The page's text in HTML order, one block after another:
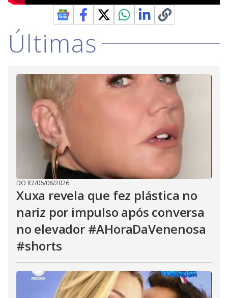
Últimas
DO R7/06/08/2026
Xuxa revela que fez plástica no
nariz por impulso após conversa
no elevador #AHoraDaVenenosa
#shorts